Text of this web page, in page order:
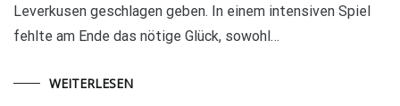
Leverkusen geschlagen geben. In einem intensiven Spiel
fehlte am Ende das nötige Glück, sowohl…
WEITERLESEN